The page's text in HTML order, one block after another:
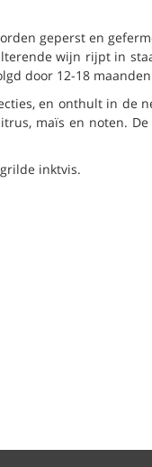
geperst en
wijn rijpt in
door 12-18
en onthult in de
maïs en noten.
inktvis.